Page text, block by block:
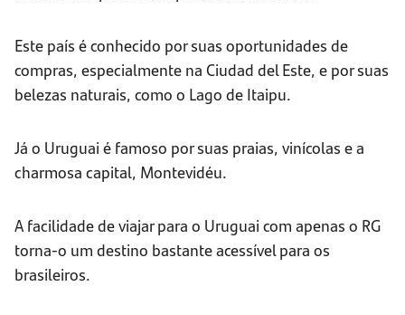
Este país é conhecido por suas oportunidades de
compras, especialmente na Ciudad del Este, e por suas
belezas naturais, como o Lago de Itaipu.
Já o Uruguai é famoso por suas praias, vinícolas e a
charmosa capital, Montevidéu.
A facilidade de viajar para o Uruguai com apenas o RG
torna-o um destino bastante acessível para os
brasileiros.